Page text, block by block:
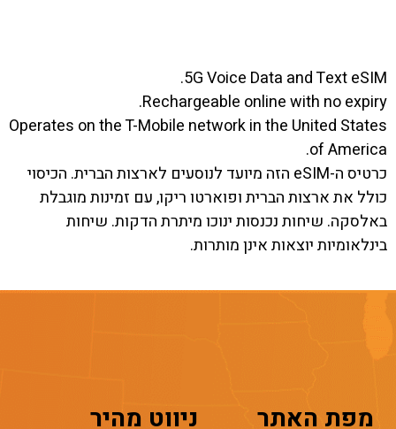
5G Voice Data and Text eSIM.
Rechargeable online with no expiry.
Operates on the T-Mobile network in the United States
of America.
כרטיס ה-eSIM הזה מיועד לנוסעים לארצות הברית. הכיסוי
כולל את ארצות הברית ופוארטו ריקו, עם זמינות מוגבלת
באלסקה. שיחות נכנסות ינוכו מיתרת הדקות. שיחות
בינלאומיות יוצאות אינן מותרות.
מפת האתר ניווט מהיר